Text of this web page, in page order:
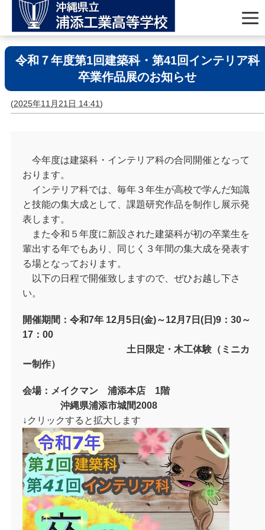
令和７年度第1回建築科・第41回インテリア科
卒業作品展のお知らせ
(2025年11月21日 14:41)
今年度は建築科・インテリア科の合同開催となって
おります。
インテリア科では、毎年３年生が高校で学んだ知識
と技能の集大成として、課題研究作品を制作し展示発
表します。
また令和５年度に新設された建築科が初の卒業生を
輩出する年でもあり、同じく３年間の集大成を発表す
る場となっております。
以下の日程で開催致しますので、ぜひお越し下さ
い。
開催期間：令和7年 12月5日(金)～12月7日(日)9：30～
17：00
土日限定・木工体験（ミニカ
ー制作）
会場：メイクマン 浦添本店 1階
沖縄県浦添市城間2008
↓クリックすると拡大します